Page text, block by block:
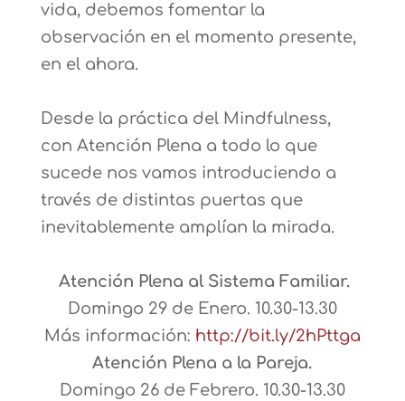
vida, debemos fomentar la
observación en el momento presente,
en el ahora.
Desde la práctica del Mindfulness,
con Atención Plena a todo lo que
sucede nos vamos introduciendo a
través de distintas puertas que
inevitablemente amplían la mirada.
Atención Plena al Sistema Familiar.
Domingo 29 de Enero. 10.30-13.30
Más información: http://bit.ly/2hPttga
Atención Plena a la Pareja.
Domingo 26 de Febrero. 10.30-13.30